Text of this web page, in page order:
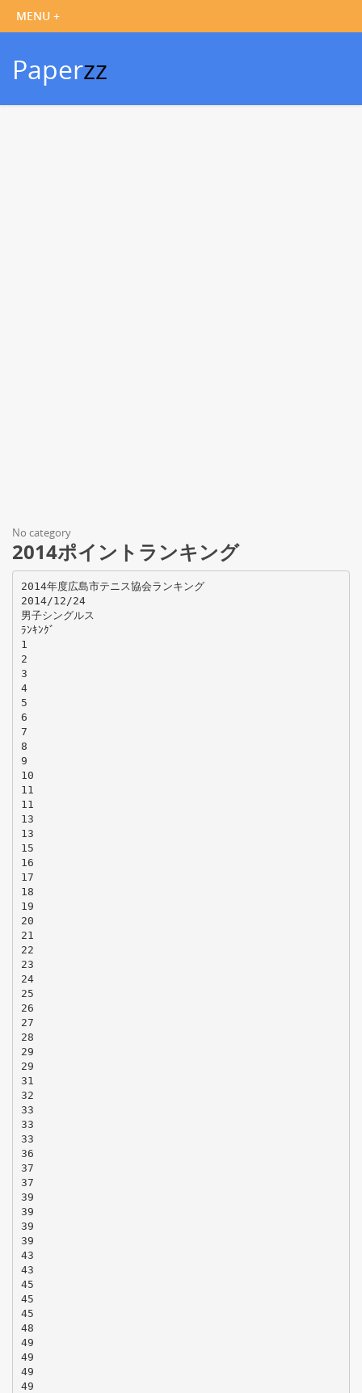
Paperzz
No category
2014ポイントランキング
2014年度広島市テニス協会ランキング
2014/12/24
男子シングルス
ﾗﾝｷﾝｸﾞ
1
2
3
4
5
6
7
8
9
10
11
11
13
13
15
16
17
18
19
20
21
22
23
24
25
26
27
28
29
29
31
32
33
33
33
36
37
37
39
39
39
39
43
43
45
45
45
48
49
49
49
49